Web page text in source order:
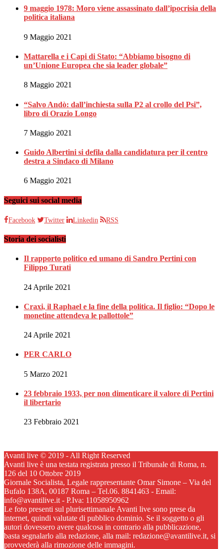
9 maggio 1978: Moro viene assassinato dall’ipocrisia della
politica italiana
9 Maggio 2021
Mattarella e i Capi di Stato: “Abbiamo bisogno di
un’Unione Europea che sia leader globale”
8 Maggio 2021
“Salvo Andò: dall’inchiesta sulla P2 al crollo del Psi”,
libro di Orazio Longo
7 Maggio 2021
Guido Albertini si defila dalla candidatura per il centro
destra a Sindaco di Milano
6 Maggio 2021
Seguici sui social media
Facebook Twitter Linkedin RSS
Storia dei socialisti
Il rapporto politico ed umano di Sandro Pertini con
Filippo Turati
24 Aprile 2021
Craxi, il Raphael e la fine della politica. Il figlio: “Dopo le
monetine attendeva le pallottole”
24 Aprile 2021
PER CARLO
5 Marzo 2021
23 febbraio 1933, per non dimenticare il valore di Pertini
il libertario
23 Febbraio 2021
Avanti live © 2019 - All Right Reserved
Avanti live è una testata registrata presso il Tribunale di Roma, n.
126 del 10 Ottobre 2019
Giornale Socialista, Legale rappresentante Omar Simone – Via del
Bufalo 138A, 00187 Roma – Tel.06. 8841463 - Email:
info@avantilive.it - P.Iva: 11058950962
Le foto presenti sul plurisettimanale Avanti live sono prese da
internet, quindi valutate di pubblico dominio. Se il soggetto o gli
autori dovessero avere qualcosa in contrario alla pubblicazione,
basta segnalarlo alla redazione, alla mail: redazione@avantilive.it, si
provvederà alla rimozione delle immagini.